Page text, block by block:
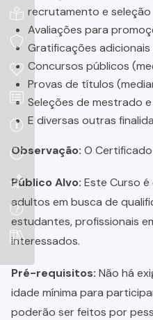
recrutamento e seleção
Avaliações para
Gratificações
Concursos públicos
Provas de títulos
Seleções de mestrado
E diversas outras
Observação: O Certificado
Público Alvo: Este Curso
adultos em busca de
estudantes, profissionais
interessados.
Pré-requisitos: Não há
idade mínima para
poderão ser feitos por